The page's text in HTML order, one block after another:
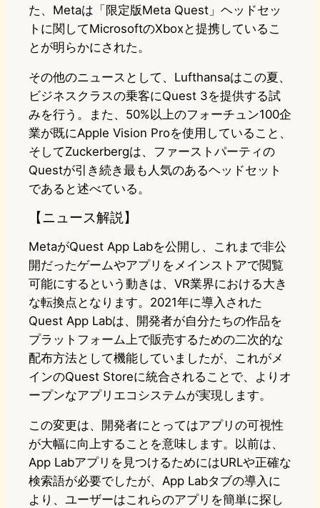
た、Metaは「限定版Meta Quest」ヘッドセッ
トに関してMicrosoftのXboxと提携しているこ
とが明らかにされた。
その他のニュースとして、Lufthansaはこの夏、
ビジネスクラスの乗客にQuest 3を提供する試
みを行う。また、50%以上のフォーチュン100企
業が既にApple Vision Proを使用していること、
そしてZuckerbergは、ファーストパーティの
Questが引き続き最も人気のあるヘッドセット
であると述べている。
【ニュース解説】
MetaがQuest App Labを公開し、これまで非公
開だったゲームやアプリをメインストアで閲覧
可能にするという動きは、VR業界における大き
な転換点となります。2021年に導入された
Quest App Labは、開発者が自分たちの作品を
プラットフォーム上で販売するための二次的な
配布方法として機能していましたが、これがメ
インのQuest Storeに統合されることで、よりオ
ープンなアプリエコシステムが実現します。
この変更は、開発者にとってはアプリの可視性
が大幅に向上することを意味します。以前は、
App Labアプリを見つけるためにはURLや正確な
検索語が必要でしたが、App Labタブの導入に
より、ユーザーはこれらのアプリを簡単に探し